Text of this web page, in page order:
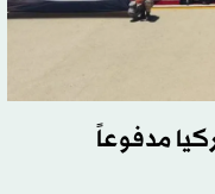
مدفوعاً